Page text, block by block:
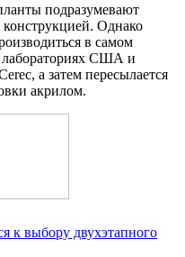
подразумевают
Однако
в самом
лабораториях США и
а затем пересылается
акрилом.
к выбору двухэтапного